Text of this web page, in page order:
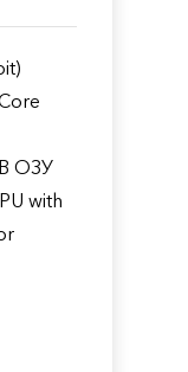
ОЗУ
with